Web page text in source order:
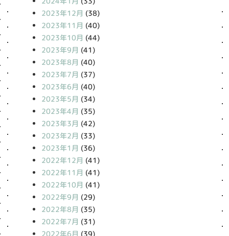
2023年12月 (38)
2023年11月 (40)
2023年10月 (44)
2023年9月 (41)
2023年8月 (40)
2023年7月 (37)
2023年6月 (40)
2023年5月 (34)
2023年4月 (35)
2023年3月 (42)
2023年2月 (33)
2023年1月 (36)
2022年12月 (41)
2022年11月 (41)
2022年10月 (41)
2022年9月 (29)
2022年8月 (35)
2022年7月 (31)
2022年6月 (39)